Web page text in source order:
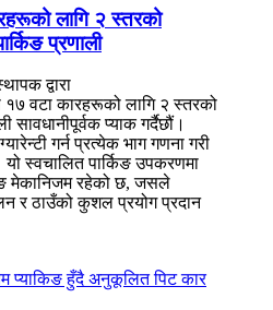
लागि २ स्तरको
प्रणाली
द्वारा
१७ वटा कारहरूको लागि २ स्तरको
सावधानीपूर्वक प्याक गर्दैछौं।
गर्न प्रत्येक भाग गणना गरी
यो स्वचालित पार्किङ उपकरणमा
मेकानिजम रहेको छ, जसले
र ठाउँको कुशल प्रयोग प्रदान